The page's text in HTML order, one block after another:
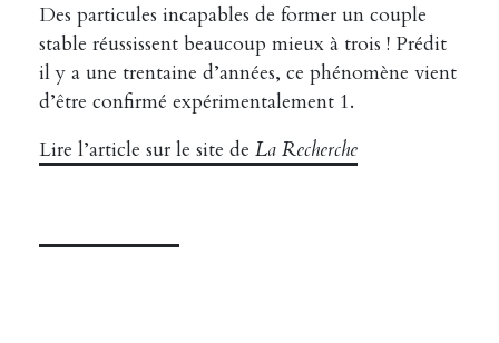
Des particules incapables de former un couple
stable réussissent beaucoup mieux à trois ! Prédit
il y a une trentaine d’années, ce phénomène vient
d’être confirmé expérimentalement 1.
Lire l’article sur le site deLa Recherche